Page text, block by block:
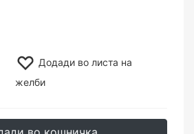
Додади во листа на
желби